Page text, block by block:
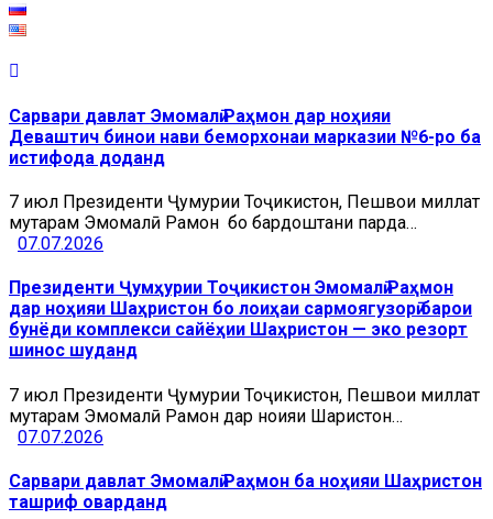
Сарвари давлат Эмомалӣ Раҳмон дар ноҳияи
Деваштич бинои нави беморхонаи марказии №6-ро ба
истифода доданд
7 июл Президенти Ҷумҳурии Тоҷикистон, Пешвои миллат
муҳтарам Эмомалӣ Раҳмон бо бардоштани парда…
07.07.2026
Президенти Ҷумҳурии Тоҷикистон Эмомалӣ Раҳмон
дар ноҳияи Шаҳристон бо лоиҳаи сармоягузорӣ барои
бунёди комплекси сайёҳии Шаҳристон — эко резорт
шинос шуданд
7 июл Президенти Ҷумҳурии Тоҷикистон, Пешвои миллат
муҳтарам Эмомалӣ Раҳмон дар ноҳияи Шаҳристон…
07.07.2026
Сарвари давлат Эмомалӣ Раҳмон ба ноҳияи Шаҳристон
ташриф оварданд